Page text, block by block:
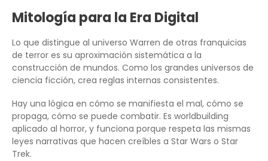
Mitología para la Era Digital
Lo que distingue al universo Warren de otras franquicias
de terror es su aproximación sistemática a la
construcción de mundos. Como los grandes universos de
ciencia ficción, crea reglas internas consistentes.
Hay una lógica en cómo se manifiesta el mal, cómo se
propaga, cómo se puede combatir. Es worldbuilding
aplicado al horror, y funciona porque respeta las mismas
leyes narrativas que hacen creíbles a Star Wars o Star
Trek.